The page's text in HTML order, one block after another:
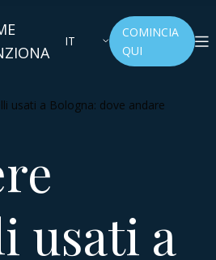
IT
COMINCIA
QUI
usati a Bologna: dove andare
usati a